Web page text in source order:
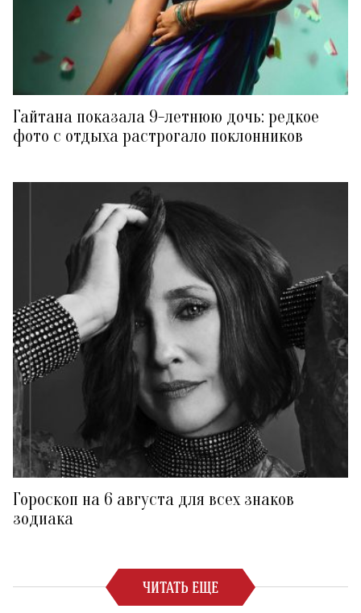
Гайтана показала 9-летнюю дочь: редкое
фото с отдыха растрогало поклонников
Гороскоп на 6 августа для всех знаков
зодиака
ЧИТАТЬ ЕЩЕ